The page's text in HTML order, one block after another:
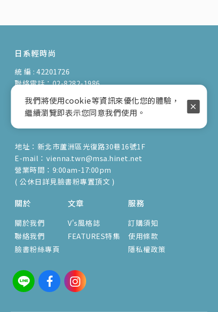
日系輕時尚
統 編 : 42201726
聯絡電話：02-8282-1986
行動電話：0917-904-677
( 客服陳小姐 )
地址：新北市蘆洲區光復路30巷16號1F
E-mail：vienna.twn@msa.hinet.net
營業時間：9:00am-17:00pm
( 公休日詳見臉書粉專置頂文 )
關於
關於我們
聯絡我們
臉書粉絲專頁
文章
V's風格誌
FEATURES特集
服務
訂購須知
使用條款
隱私權政策
我們將使用cookie等資訊來優化您的體驗，
繼續瀏覽即表示您同意我們使用。